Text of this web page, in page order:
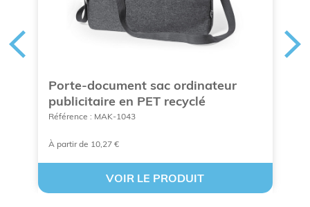
Porte-document sac ordinateur
publicitaire en PET recyclé
Référence : MAK-1043
À partir de 10,27 €
VOIR LE PRODUIT